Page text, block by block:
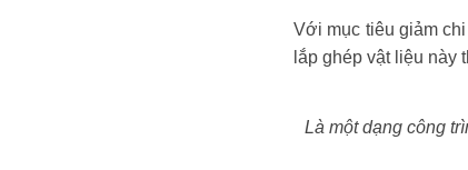
Với mục tiêu giảm
lắp ghép vật liệu này
Là một dạng công